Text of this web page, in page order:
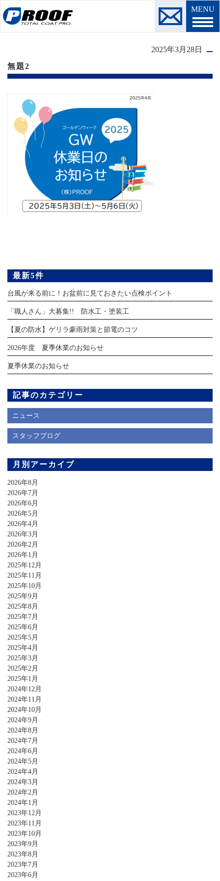
MENU
2025年3月28日
無題2
最新5件
台風が来る前に！お盆前に見ておきたい点検ポイント
「職人さん」大募集!! 防水工・塗装工
【夏の防水】ゲリラ豪雨対策と節電のコツ
2026年度 夏季休業のお知らせ
夏季休業のお知らせ
記事のカテゴリー
ニュース
スタッフブログ
月別アーカイブ
2026年8月
2026年7月
2026年6月
2026年5月
2026年4月
2026年3月
2026年2月
2026年1月
2025年12月
2025年11月
2025年10月
2025年9月
2025年8月
2025年7月
2025年6月
2025年5月
2025年4月
2025年3月
2025年2月
2025年1月
2024年12月
2024年11月
2024年10月
2024年9月
2024年8月
2024年7月
2024年6月
2024年5月
2024年4月
2024年3月
2024年2月
2024年1月
2023年12月
2023年11月
2023年10月
2023年9月
2023年8月
2023年7月
2023年6月